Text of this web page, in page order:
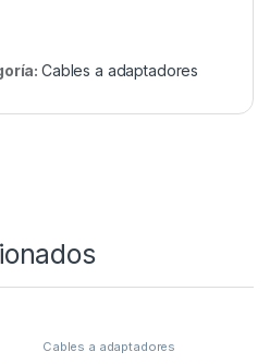
Cables a adaptadores
Cables a adaptadores